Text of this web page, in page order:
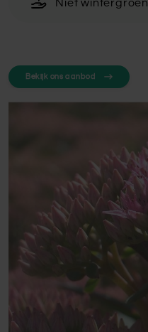
Niet wintergroen
Bekijk ons aanbod